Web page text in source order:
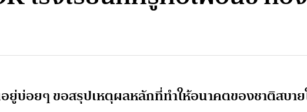
ยู่บ่อยๆ ขอสรุปเหตุผลหลักที่ทำให้อนาคตของชาติสบาย